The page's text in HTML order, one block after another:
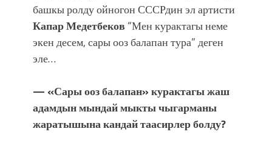
башкы ролду ойногон СССРдин эл артисти
Капар Медетбеков “Мен курактагы неме
экен десем, сары ооз балапан тура” деген
эле…
— «Сары ооз балапан» курактагы жаш
адамдын мындай мыкты чыгарманы
жаратышына кандай таасирлер болду?